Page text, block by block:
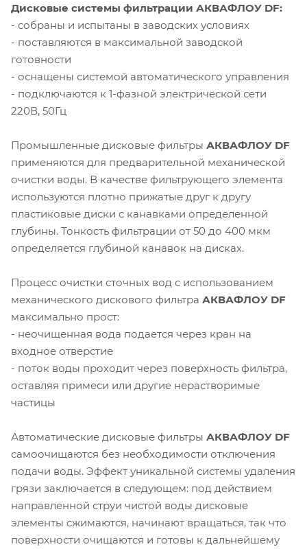
Дисковые системы фильтрации АКВАФЛОУ DF:
- собраны и испытаны в заводских условиях
- поставляются в максимальной заводской
готовности
- оснащены системой автоматического управления
- подключаются к 1-фазной электрической сети
220В, 50Гц
Промышленные дисковые фильтры АКВАФЛОУ DF
применяются для предварительной механической
очистки воды. В качестве фильтрующего элемента
используются плотно прижатые друг к другу
пластиковые диски с канавками определенной
глубины. Тонкость фильтрации от 50 до 400 мкм
определяется глубиной канавок на дисках.
Процесс очистки сточных вод с использованием
механического дискового фильтра АКВАФЛОУ DF
максимально прост:
- неочищенная вода подается через кран на
входное отверстие
- поток воды проходит через поверхность фильтра,
оставляя примеси или другие нерастворимые
частицы
Автоматические дисковые фильтры АКВАФЛОУ DF
самоочищаются без необходимости отключения
подачи воды. Эффект уникальной системы удаления
грязи заключается в следующем: под действием
направленной струи чистой воды дисковые
элементы сжимаются, начинают вращаться, так что
поверхности очищаются и готовы к дальнейшему